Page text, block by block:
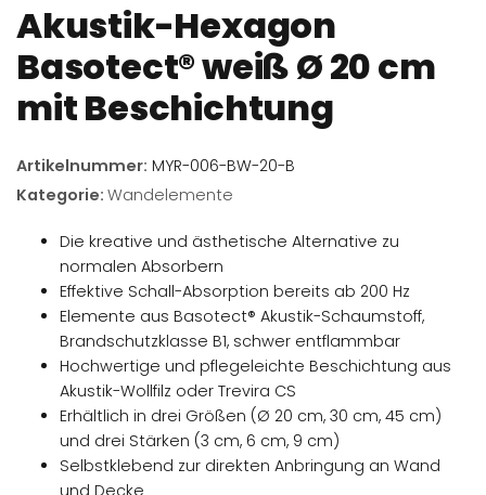
Akustik-Hexagon
Basotect® weiß Ø 20 cm
mit Beschichtung
Artikelnummer: MYR-006-BW-20-B
Kategorie: Wandelemente
Die kreative und ästhetische Alternative zu
normalen Absorbern
Effektive Schall-Absorption bereits ab 200 Hz
Elemente aus Basotect® Akustik-Schaumstoff,
Brandschutzklasse B1, schwer entflammbar
Hochwertige und pflegeleichte Beschichtung aus
Akustik-Wollfilz oder Trevira CS
Erhältlich in drei Größen (Ø 20 cm, 30 cm, 45 cm)
und drei Stärken (3 cm, 6 cm, 9 cm)
Selbstklebend zur direkten Anbringung an Wand
und Decke